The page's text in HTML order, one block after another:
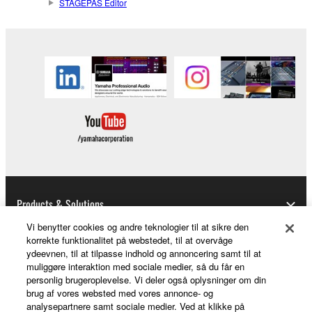
Products & Solutions
News
Vi benytter cookies og andre teknologier til at sikre den
korrekte funktionalitet på webstedet, til at overvåge
ydeevnen, til at tilpasse indhold og annoncering samt til at
muliggøre interaktion med sociale medier, så du får en
personlig brugeroplevelse. Vi deler også oplysninger om din
brug af vores websted med vores annonce- og
analysepartnere samt sociale medier. Ved at klikke på